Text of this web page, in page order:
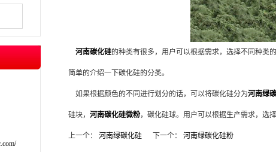
河南碳化硅的种类有很多，用户可以根据需求，选择不同种类
简单的介绍一下碳化硅的分类。
如果根据颜色的不同进行划分的话，可以将碳化硅分为河南绿
硅块， 河南碳化硅微粉，碳化硅球。用户可以根据生产需求，选
上一个： 河南绿碳化硅 下一个： 河南绿碳化硅粉